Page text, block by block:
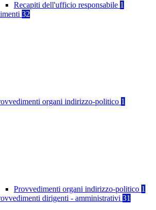
Recapiti dell'ufficio responsabile 1
32
organi indirizzo-politico 1
Provvedimenti organi indirizzo-politico 1
dirigenti - amministrativi 31